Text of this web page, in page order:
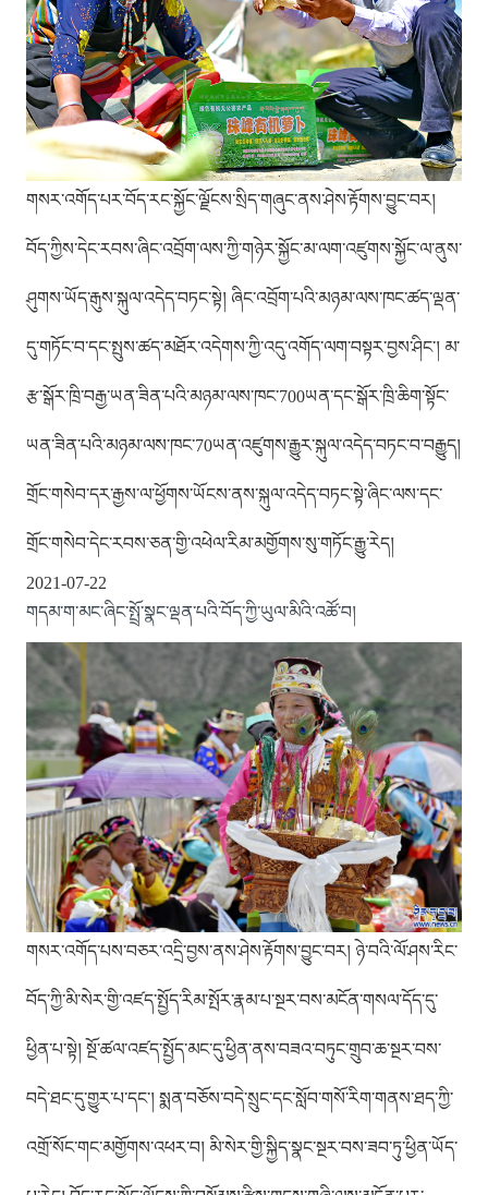
གསར་འགོད་པར་བོད་རང་སྐྱོང་ལྗོངས་སྲིད་གཞུང་ནས་ཤེས་རྟོགས་བྱུང་བར།
བོད་ཀྱིས་དེང་རབས་ཞིང་འབྲོག་ལས་ཀྱི་གཉེར་སྐྱོང་མ་ལག་འཛུགས་སྐྱོང་ལ་ནུས་
ཤུགས་ཡོད་རྒུས་སྐུལ་འདེད་བཏང་སྟེ། ཞིང་འབྲོག་པའི་མཉམ་ལས་ཁང་ཚད་ལྡན་
དུ་གཏོང་བ་དང་སྤུས་ཚད་མཐོར་འདེགས་ཀྱི་འདུ་འགོད་ལག་བསྟར་བྱས་ཤིང་། མ་
རྩ་སྒོར་ཁྲི་བརྒྱ་ཡན་ཟིན་པའི་མཉམ་ལས་ཁང་700ཡན་དང་སྒོར་ཁྲི་ཆིག་སྟོང་
ཡན་ཟིན་པའི་མཉམ་ལས་ཁང་70ཡན་འཛུགས་རྒྱུར་སྐུལ་འདེད་བཏང་བ་བརྒྱུད།
གྲོང་གསེབ་དར་རྒྱས་ལ་ཕྱོགས་ཡོངས་ནས་སྐུལ་འདེད་བཏང་སྟེ་ཞིང་ལས་དང་
གྲོང་གསེབ་དེང་རབས་ཅན་གྱི་འཕེལ་རིམ་མགྱོགས་སུ་གཏོང་རྒྱུ་རེད།
2021-07-22
གདམ་ག་མང་ཞིང་སྤྲོ་སྣང་ལྡན་པའི་བོད་ཀྱི་ཡུལ་མིའི་འཚོ་བ།
གསར་འགོད་པས་བཅར་འདྲི་བྱས་ནས་ཤེས་རྟོགས་བྱུང་བར། ཉེ་བའི་ལོ་ཤས་རིང་
བོད་ཀྱི་མི་སེར་གྱི་འཛད་སྤྱོད་རིམ་སྤོར་རྣམ་པ་སྔར་བས་མངོན་གསལ་དོད་དུ་
ཕྱིན་པ་སྟེ། སྔོ་ཚལ་འཛད་སྤྱོད་མང་དུ་ཕྱིན་ནས་བཟའ་བཏུང་གྲུབ་ཆ་སྔར་བས་
བདེ་ཐང་དུ་གྱུར་པ་དང་། སྨན་བཅོས་བདེ་སྲུང་དང་སློབ་གསོ་རིག་གནས་ཐད་ཀྱི་
འགྲོ་སོང་གང་མགྱོགས་འཕར་བ། མི་སེར་གྱི་སྐྱིད་སྣང་སྔར་བས་ཟབ་ཏུ་ཕྱིན་ཡོད་